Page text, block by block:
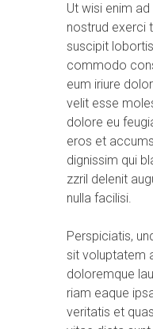
Ut wisi enim
nostrud exerci
suscipit
commodo
eum iriure
velit esse
dolore eu
eros et
dignissim qui
zzril delenit
nulla facilisi.
Perspiciatis,
sit voluptatem
doloremque
riam eaque
veritatis et